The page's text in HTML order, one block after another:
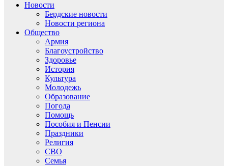
Новости
Бердские новости
Новости региона
Общество
Армия
Благоустройство
Здоровье
История
Культура
Молодежь
Образование
Погода
Помощь
Пособия и Пенсии
Праздники
Религия
СВО
Семья